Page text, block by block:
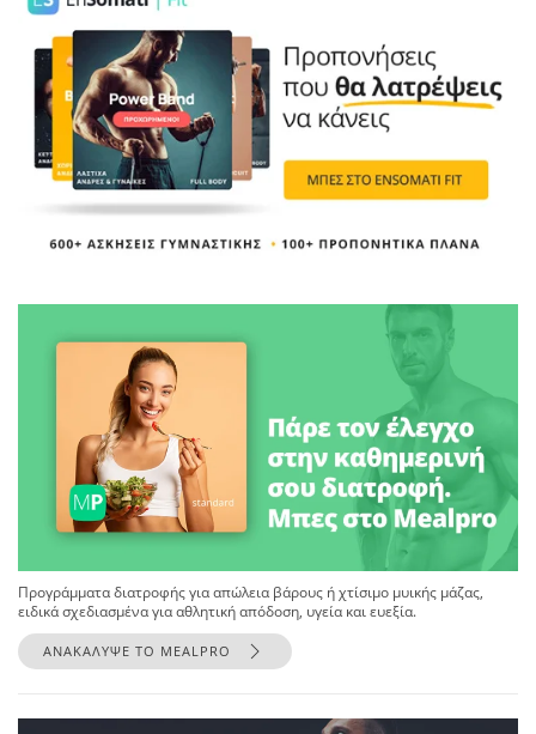
Προγράμματα διατροφής για απώλεια βάρους ή χτίσιμο μυικής μάζας,
ειδικά σχεδιασμένα για αθλητική απόδοση, υγεία και ευεξία.
ΑΝΑΚΑΛΥΨΕ ΤΟ MEALPRO